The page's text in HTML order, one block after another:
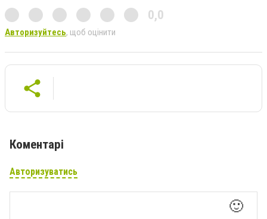
0,0
Авторизуйтесь, щоб оцінити
Коментарі
Авторизуватись
🙂